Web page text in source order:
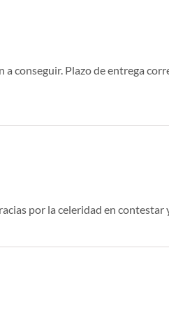
conseguir. Plazo de entrega
por la celeridad en contestar